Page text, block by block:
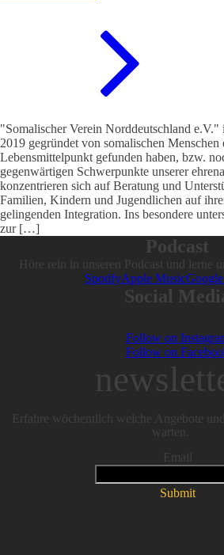
"Somalischer Verein Norddeutschland
2019 gegründet von somalischen
Lebensmittelpunkt gefunden haben, bzw.
gegenwärtigen Schwerpunkte unserer
konzentrieren sich auf Beratung und
Familien, Kindern und Jugendlichen auf
gelingenden Integration. Ins besondere
zur […]
Podcast
Höre rein in unseren Podcast und lerne
SpotifyApple Music
Social
Follow on
Follow on
Erfahre wöchentlich welche Angebote
warten.
Email
Submit